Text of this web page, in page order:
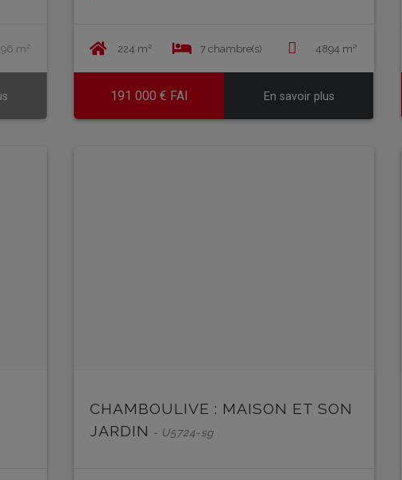
m² 224 m² 7 chambre(s) 4894 m²
191 000 € FAI En savoir plus
CHAMBOULIVE : MAISON ET SON
JARDIN - U5724-sg